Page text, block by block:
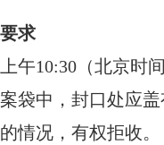
求
午10:30（北京时
袋中，封口处应
情况，有权拒收。